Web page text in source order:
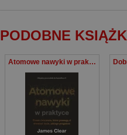
PODOBNE
Atomowe nawyki w praktyce. Proste ćwiczenia, które pomogą ci stworzyć życie, jakiego pragniesz